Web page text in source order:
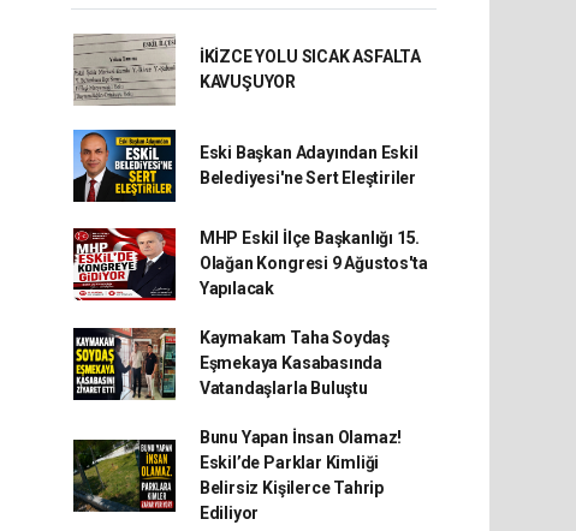
İKİZCE YOLU SICAK ASFALTA
KAVUŞUYOR
Eski Başkan Adayından Eskil
Belediyesi'ne Sert Eleştiriler
MHP Eskil İlçe Başkanlığı 15.
Olağan Kongresi 9 Ağustos'ta
Yapılacak
Kaymakam Taha Soydaş
Eşmekaya Kasabasında
Vatandaşlarla Buluştu
Bunu Yapan İnsan Olamaz!
Eskil’de Parklar Kimliği
Belirsiz Kişilerce Tahrip
Ediliyor